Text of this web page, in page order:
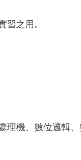
習之用。
理機、數位邏輯、